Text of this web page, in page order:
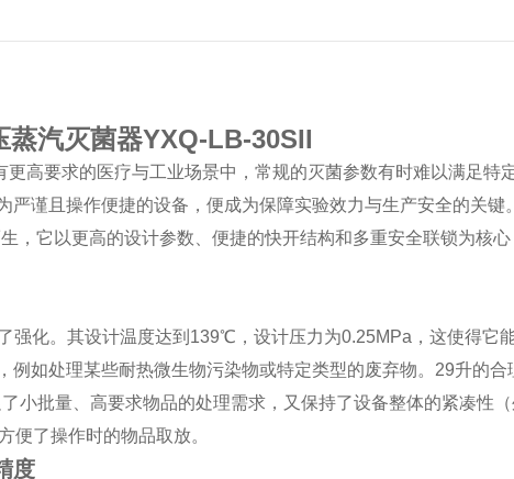
蒸汽灭菌器YXQ-LB-30SII
高要求的医疗与工业场景中，常规的灭菌参数有时难以满足特
谨且操作便捷的设备，便成为保障实验效力与生产安全的关键
，它以更高的设计参数、便捷的快开结构和多重安全联锁为核
强化。其设计温度达到139℃，设计压力为0.25MPa，这使得它
如处理某些耐热微生物污染物或特定类型的废弃物。29升的合
小批量、高要求物品的处理需求，又保持了设备整体的紧凑性
便了操作时的物品取放。
度